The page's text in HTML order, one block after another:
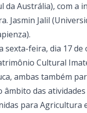
da Austrália), com a
Jasmin Jalil
sexta-feira, dia 17
Cultural
ambas também
âmbito das
para Agricultura